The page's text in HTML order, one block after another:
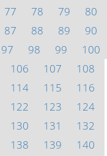
77 78 79
80
87 88 89
90
97 98 99
100
106 107
108
114 115
116
122 123
124
130 131
132
138 139
140